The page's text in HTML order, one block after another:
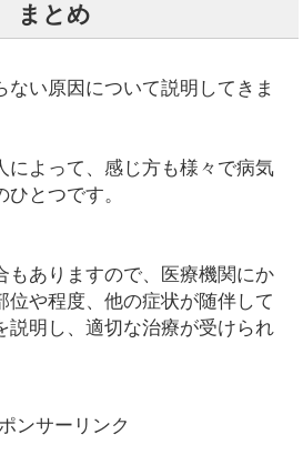
まとめ
ない原因について説明してきま
によって、感じ方も様々で病気
とつです。
もありますので、医療機関にか
位や程度、他の症状が随伴して
説明し、適切な治療が受けられ
ンサーリンク